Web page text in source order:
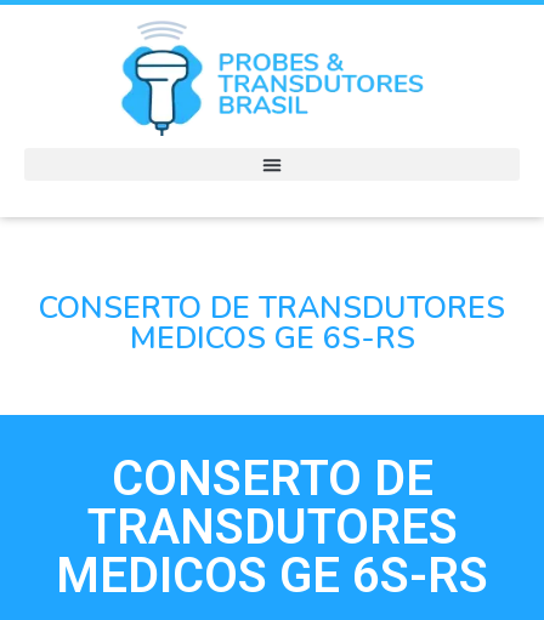
CONSERTO DE TRANSDUTORES
MEDICOS GE 6S-RS
CONSERTO DE
TRANSDUTORES
MEDICOS GE 6S-RS